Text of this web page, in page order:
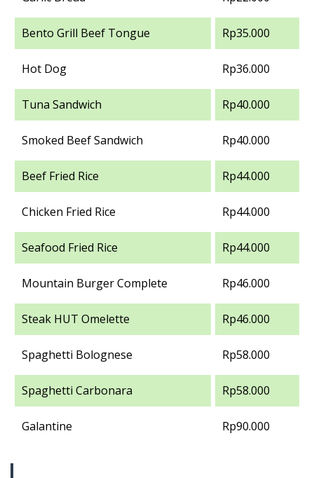
Bento Grill Beef Tongue Rp35.000
Hot Dog Rp36.000
Tuna Sandwich Rp40.000
Smoked Beef Sandwich Rp40.000
Beef Fried Rice Rp44.000
Chicken Fried Rice Rp44.000
Seafood Fried Rice Rp44.000
Mountain Burger Complete Rp46.000
Steak HUT Omelette Rp46.000
Spaghetti Bolognese Rp58.000
Spaghetti Carbonara Rp58.000
Galantine Rp90.000